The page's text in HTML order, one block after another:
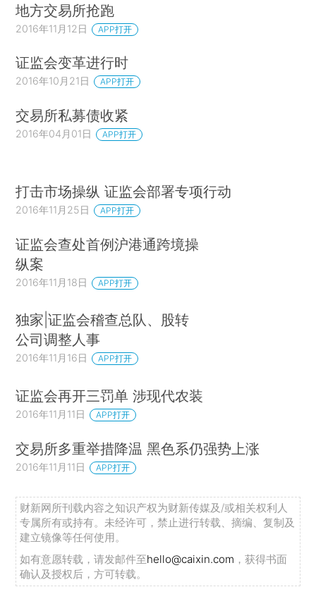
地方交易所抢跑
2016年11月12日 APP打开
证监会变革进行时
2016年10月21日 APP打开
交易所私募债收紧
2016年04月01日 APP打开
打击市场操纵 证监会部署专项行动
2016年11月25日 APP打开
证监会查处首例沪港通跨境操
纵案
2016年11月18日 APP打开
独家|证监会稽查总队、股转
公司调整人事
2016年11月16日 APP打开
证监会再开三罚单 涉现代农装
2016年11月11日 APP打开
交易所多重举措降温 黑色系仍强势上涨
2016年11月11日 APP打开
财新网所刊载内容之知识产权为财新传媒及/或相关权利人
专属所有或持有。未经许可，禁止进行转载、摘编、复制及
建立镜像等任何使用。
如有意愿转载，请发邮件至hello@caixin.com ，获得书面
确认及授权后，方可转载。